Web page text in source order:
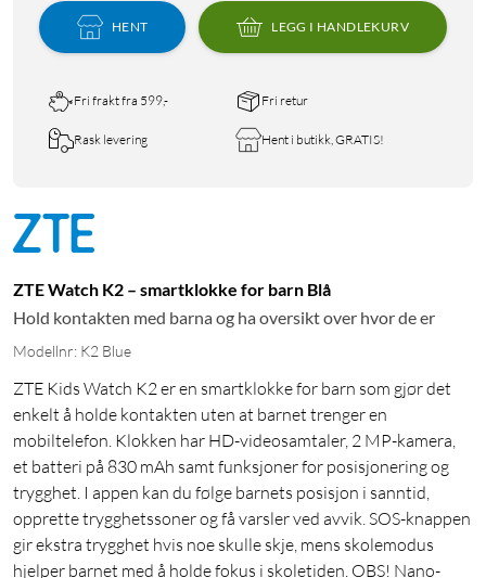
HENT LEGG I HANDLEKURV
Fri frakt fra 599,- Fri retur
Rask levering Hent i butikk, GRATIS!
ZTE Watch K2 – smartklokke for barn Blå
Hold kontakten med barna og ha oversikt over hvor de er
Modellnr: K2 Blue
ZTE Kids Watch K2 er en smartklokke for barn som gjør det
enkelt å holde kontakten uten at barnet trenger en
mobiltelefon. Klokken har HD-videosamtaler, 2 MP-kamera,
et batteri på 830 mAh samt funksjoner for posisjonering og
trygghet. I appen kan du følge barnets posisjon i sanntid,
opprette trygghetssoner og få varsler ved avvik. SOS-knappen
gir ekstra trygghet hvis noe skulle skje, mens skolemodus
hjelper barnet med å holde fokus i skoletiden. OBS! Nano-